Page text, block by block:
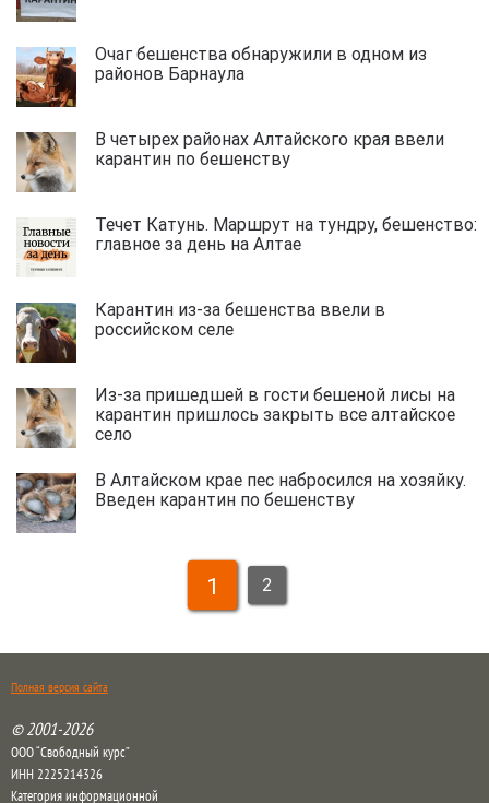
Очаг бешенства обнаружили в одном из
районов Барнаула
В четырех районах Алтайского края ввели
карантин по бешенству
Течет Катунь. Маршрут на тундру, бешенство:
главное за день на Алтае
Карантин из-за бешенства ввели в
российском селе
Из-за пришедшей в гости бешеной лисы на
карантин пришлось закрыть все алтайское
село
В Алтайском крае пес набросился на хозяйку.
Введен карантин по бешенству
1 2
Полная версия сайта
© 2001-2026
ООО “Свободный курс”
ИНН 2225214326
Категория информационной